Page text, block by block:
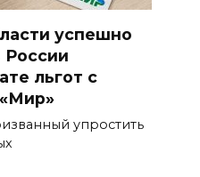
успешно
России
льгот с
упростить